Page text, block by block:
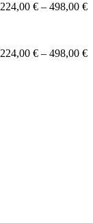
224,00 € – 498,00 €
224,00 € – 498,00 €